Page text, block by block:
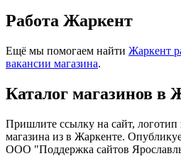
Работа Жаркент
Ещё мы помогаем найти Жаркент
вакансии магазина.
Каталог магазинов в
Пришлите ссылку на сайт,
магазина из в Жаркенте.
ООО "Поддержка сайтов